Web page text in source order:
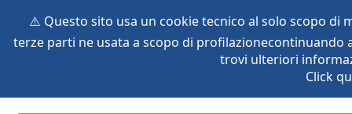
⚠️ Questo sito usa un cookie tecnico al solo scopo di
terze parti ne usata a scopo di
trovi ulteriori
Click
vegetation global db